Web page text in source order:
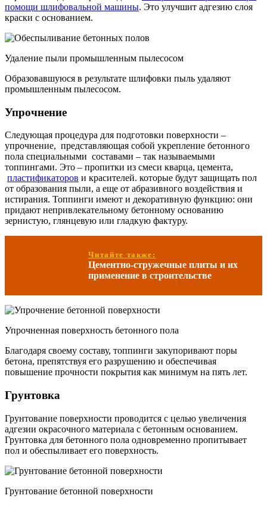
помощи шлифовальной машины. Это улучшит адгезию слоя
краски с основанием.
Удаление пыли промышленным пылесосом
Образовавшуюся в результате шлифовки пыль удаляют
промышленным пылесосом.
Упрочнение
Следующая процедура для подготовки поверхности –
упрочнение, представляющая собой укрепление бетонного
пола специальными составами – так называемыми
топпингами. Это – пропитки из смеси кварца, цемента,
пластификаторов и красителей. которые будут защищать пол
от образования пыли, а еще от абразивного воздействия и
истирания. Топпинги имеют и декоративную функцию: они
придают непривлекательному бетонному основанию
зернистую, глянцевую или гладкую фактуру.
Читайте также:
Цементно-стружечные плиты и их
применение в строительстве
Упрочненная поверхность бетонного пола
Благодаря своему составу, топпинги закупоривают поры
бетона, препятствуя его разрушению и обеспечивая
повышение прочности покрытия как минимум на пять лет.
Грунтовка
Грунтование поверхности проводится с целью увеличения
адгезии окрасочного материала с бетонным основанием.
Грунтовка для бетонного пола одновременно пропитывает
пол и обеспыливает его поверхность.
Грунтование бетонной поверхности